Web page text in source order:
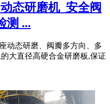
态研磨机_安全阀
测 ...
动态研磨、阀瓣多方向、多
大直径高硬合金研磨板,保证